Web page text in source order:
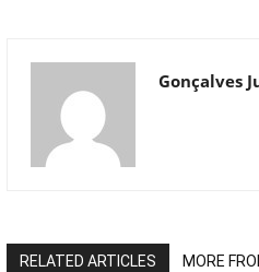
Gonçalves
RELATED ARTICLES MORE